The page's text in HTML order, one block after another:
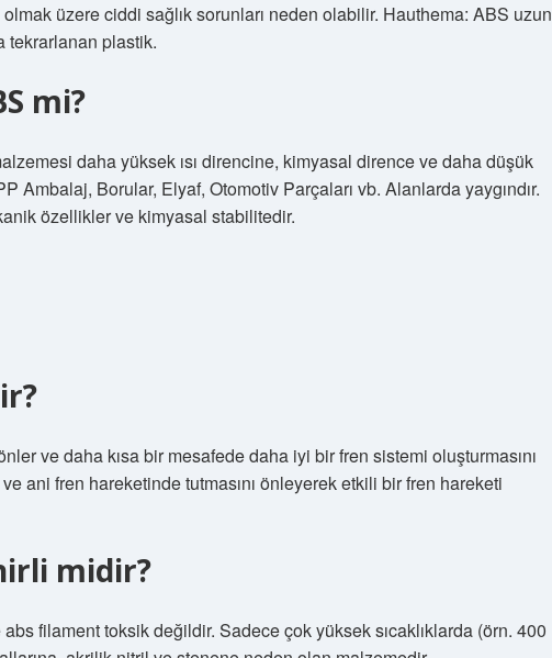
olmak üzere ciddi sağlık sorunları neden olabilir. Hauthema: ABS uzun
tekrarlanan plastik.
mi?
daha yüksek ısı direncine, kimyasal dirence ve daha düşük
Ambalaj, Borular, Elyaf, Otomotiv Parçaları vb. Alanlarda yaygındır.
özellikler ve kimyasal stabilitedir.
ve daha kısa bir mesafede daha iyi bir fren sistemi oluşturmasını
ani fren hareketinde tutmasını önleyerek etkili bir fren hareketi
midir?
abs filament toksik değildir. Sadece çok yüksek sıcaklıklarda (örn. 400